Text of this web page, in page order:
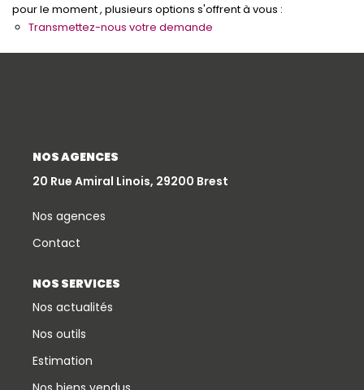
Partenariats
Nous Rejoindre
Mon Compte
pour le moment , plusieurs options s'offrent à vous :
Transmettez-nous votre demande
NOS AGENCES
20 Rue Amiral Linois, 29200 Brest
Nos agences
Contact
NOS SERVICES
Nos actualités
Nos outils
Estimation